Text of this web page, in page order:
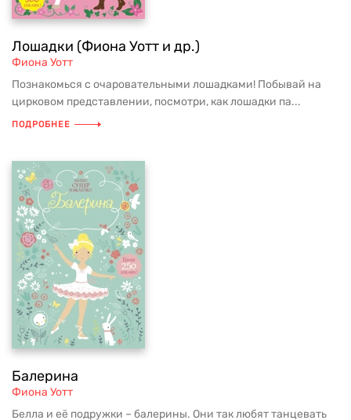
Лошадки (Фиона Уотт и др.)
Фиона Уотт
Познакомься с очаровательными лошадками! Побывай на
цирковом представлении, посмотри, как лошадки па...
ПОДРОБНЕЕ
Балерина
Фиона Уотт
Белла и её подружки – балерины. Они так любят танцевать